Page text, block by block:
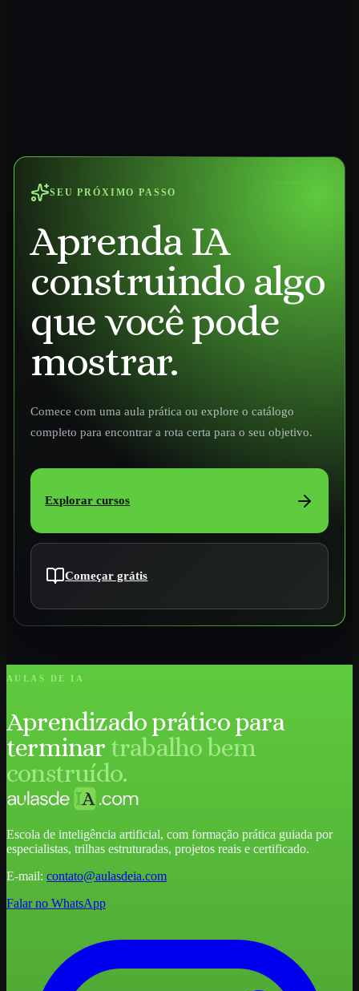
SEU PRÓXIMO PASSO
Aprenda IA
construindo algo
que você pode
mostrar.
Comece com uma aula prática ou explore o catálogo
completo para encontrar a rota certa para o seu objetivo.
Explorar cursos
Começar grátis
AULAS DE IA
Aprendizado prático para
terminar trabalho bem
construído.
Escola de inteligência artificial, com formação prática guiada por
especialistas, trilhas estruturadas, projetos reais e certificado.
E-mail: contato@aulasdeia.com
Falar no WhatsApp